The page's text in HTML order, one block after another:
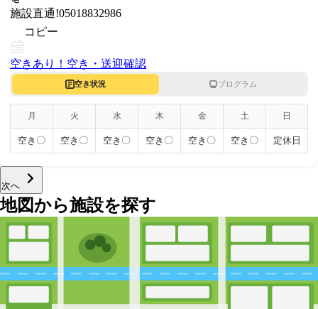
施設直通!05018832986
コピー
空きあり！ 空き・送迎確認
空き状況 プログラム
月 火 水 木 金 土 日
空き〇 空き〇 空き〇 空き〇 空き〇 空き〇 定休日
次へ
地図から施設を探す